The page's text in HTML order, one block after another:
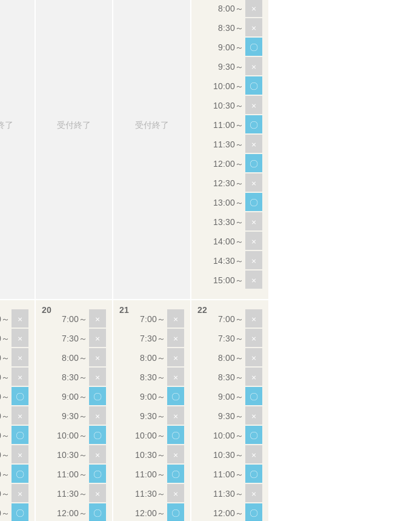
了 受付終了 受付終了
×
×
〇
×
〇
×
〇
×
〇
×
〇
×
×
×
×
×
×
×
×
〇
×
〇
×
〇
×
〇
×
×
×
×
〇
×
〇
×
〇
×
〇
×
×
×
×
〇
×
〇
×
〇
×
〇
×
×
×
×
〇
×
〇
×
〇
×
〇